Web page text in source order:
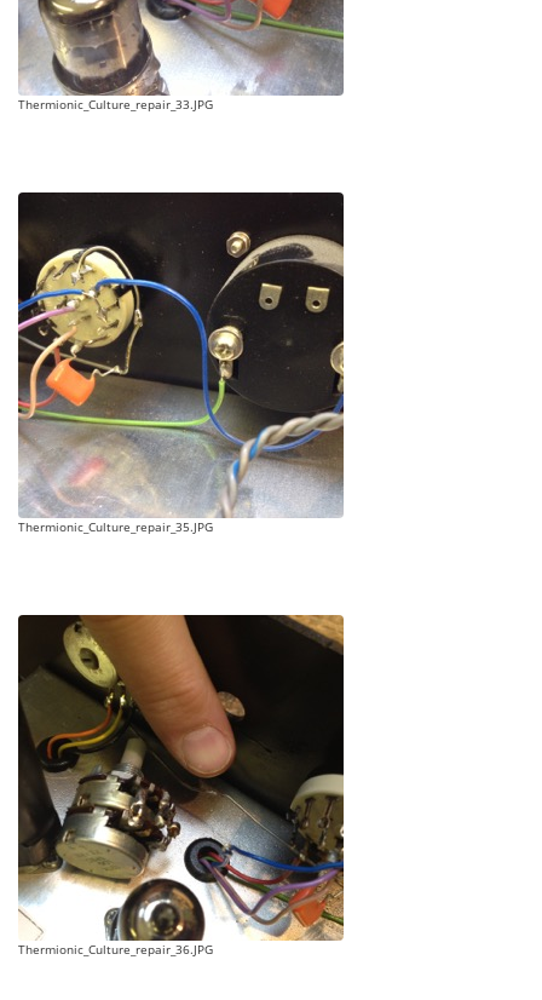
Thermionic_Culture_repair_33.JPG
Thermionic_Culture_repair_35.JPG
Thermionic_Culture_repair_36.JPG